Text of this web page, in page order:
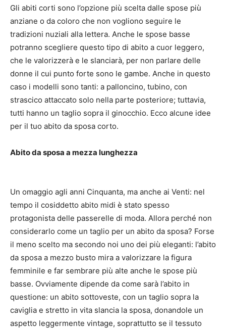
Gli abiti corti sono l’opzione più scelta dalle spose più
anziane o da coloro che non vogliono seguire le
tradizioni nuziali alla lettera. Anche le spose basse
potranno scegliere questo tipo di abito a cuor leggero,
che le valorizzerà e le slanciarà, per non parlare delle
donne il cui punto forte sono le gambe. Anche in questo
caso i modelli sono tanti: a palloncino, tubino, con
strascico attaccato solo nella parte posteriore; tuttavia,
tutti hanno un taglio sopra il ginocchio. Ecco alcune idee
per il tuo abito da sposa corto.
Abito da sposa a mezza lunghezza
Un omaggio agli anni Cinquanta, ma anche ai Venti: nel
tempo il cosiddetto abito midi è stato spesso
protagonista delle passerelle di moda. Allora perché non
considerarlo come un taglio per un abito da sposa? Forse
il meno scelto ma secondo noi uno dei più eleganti: l’abito
da sposa a mezzo busto mira a valorizzare la figura
femminile e far sembrare più alte anche le spose più
basse. Ovviamente dipende da come sarà l’abito in
questione: un abito sottoveste, con un taglio sopra la
caviglia e stretto in vita slancia la sposa, donandole un
aspetto leggermente vintage, soprattutto se il tessuto